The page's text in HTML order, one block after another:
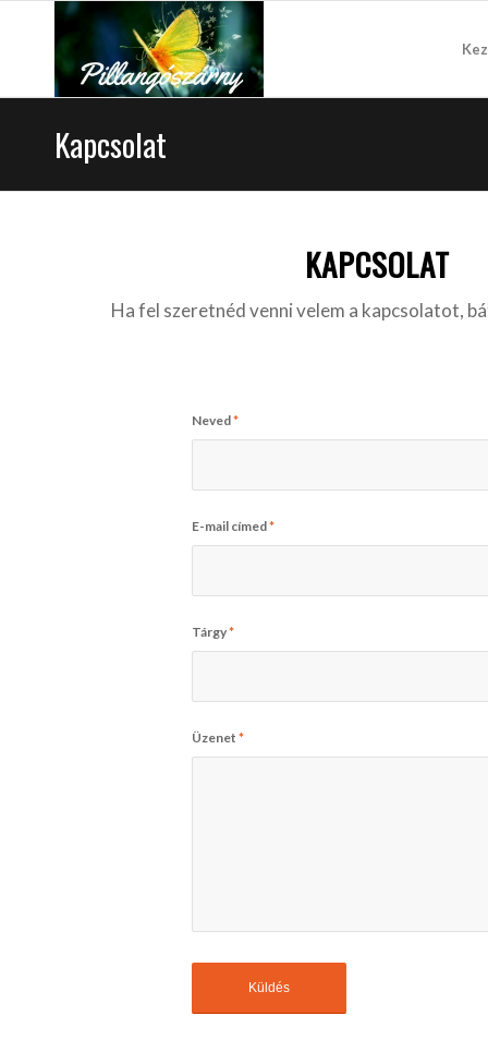
Kapcsolat
KAPCSOLAT
Ha fel szeretnéd venni velem a kapcsolatot,
Neved*
E-mail címed*
Tárgy*
Üzenet *